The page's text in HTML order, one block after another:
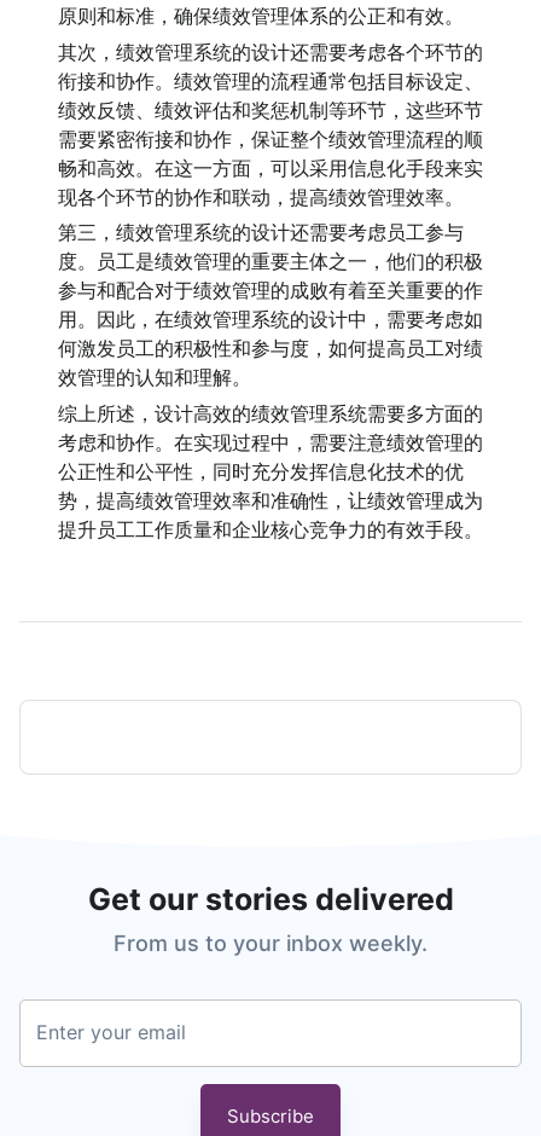
原则和标准，确保绩效管理体系的公正和有效。
其次，绩效管理系统的设计还需要考虑各个环节的
衔接和协作。绩效管理的流程通常包括目标设定、
绩效反馈、绩效评估和奖惩机制等环节，这些环节
需要紧密衔接和协作，保证整个绩效管理流程的顺
畅和高效。在这一方面，可以采用信息化手段来实
现各个环节的协作和联动，提高绩效管理效率。
第三，绩效管理系统的设计还需要考虑员工参与
度。员工是绩效管理的重要主体之一，他们的积极
参与和配合对于绩效管理的成败有着至关重要的作
用。因此，在绩效管理系统的设计中，需要考虑如
何激发员工的积极性和参与度，如何提高员工对绩
效管理的认知和理解。
综上所述，设计高效的绩效管理系统需要多方面的
考虑和协作。在实现过程中，需要注意绩效管理的
公正性和公平性，同时充分发挥信息化技术的优
势，提高绩效管理效率和准确性，让绩效管理成为
提升员工工作质量和企业核心竞争力的有效手段。
Get our stories delivered
From us to your inbox weekly.
Enter your email
Subscribe